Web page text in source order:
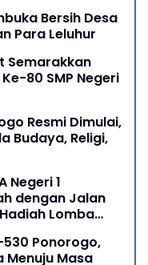
Bersih Desa
Para Leluhur
Semarakkan
80 SMP Negeri
Resmi Dimulai,
Budaya, Religi,
Negeri 1
dengan Jalan
Lomba
530 Ponorogo,
Menuju Masa